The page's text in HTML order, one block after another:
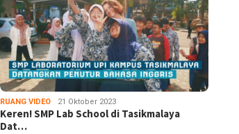
RUANG VIDEO 21 Oktober 2023
Keren! SMP Lab School di Tasikmalaya
Dat…